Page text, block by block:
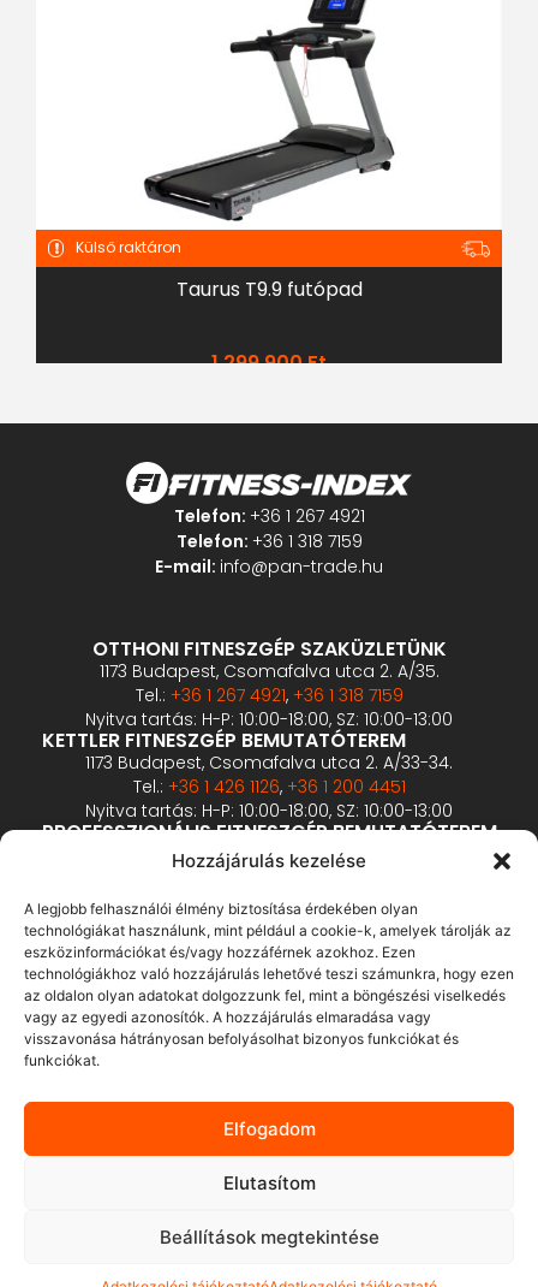
Hozzájárulás kezelése
A legjobb felhasználói élmény biztosítása érdekében olyan
technológiákat használunk, mint például a cookie-k, amelyek tárolják az
eszközinformációkat és/vagy hozzáférnek azokhoz. Ezen
technológiákhoz való hozzájárulás lehetővé teszi számunkra, hogy ezen
az oldalon olyan adatokat dolgozzunk fel, mint a böngészési viselkedés
vagy az egyedi azonosítók. A hozzájárulás elmaradása vagy
visszavonása hátrányosan befolyásolhat bizonyos funkciókat és
funkciókat.
Elfogadom
Elutasítom
Beállítások megtekintése
Külső raktáron
Taurus T9.9 futópad
1 299 900Ft
Telefon: +36 1 267 4921
Telefon: +36 1 318 7159
E-mail: info@pan-trade.hu
OTTHONI FITNESZGÉP SZAKÜZLETÜNK
1173 Budapest, Csomafalva utca 2. A/35.
Tel.: +36 1 267 4921, +36 1 318 7159
Nyitva tartás: H-P: 10:00-18:00, SZ: 10:00-13:00
KETTLER FITNESZGÉP BEMUTATÓTEREM
1173 Budapest, Csomafalva utca 2. A/33-34.
Tel.: +36 1 426 1126, +36 1 200 4451
Nyitva tartás: H-P: 10:00-18:00, SZ: 10:00-13:00
PROFESSZIONÁLIS FITNESZGÉP BEMUTATÓTEREM
2360 Gyál, Vállalkozó u. 12.
+36 1 900 0657
Nyitva tartás: előzetes bejelentkezés alapján
ÁSZF
Adatvédelmi tájékoztató
Fizetés és szállítás
Bankkártyás fizetés tájékoztató